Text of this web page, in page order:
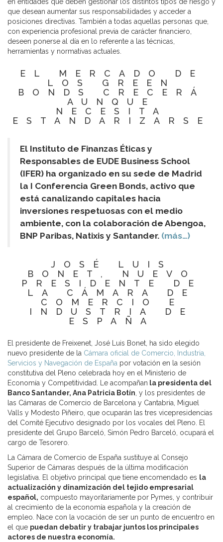
que desean aumentar sus responsabilidades y acceder a
posiciones directivas. También a todas aquellas personas que,
con experiencia profesional previa de carácter financiero,
deseen ponerse al día en lo referente a las técnicas,
herramientas y normativas actuales.
EL MERCADO DE
LOS GREEN
BONDS CRECERÁ
AUNQUE
NECESITA
ESTANDARIZARSE
El Instituto de Finanzas Éticas y
Responsables de EUDE Business School
(IFER) ha organizado en su sede de Madrid
la I Conferencia Green Bonds, activo que
está canalizando capitales hacia
inversiones respetuosas con el medio
ambiente, con la colaboración de Abengoa,
BNP Paribas, Natixis y Santander. (más…)
JOSÉ LUIS
BONET, NUEVO
PRESIDENTE DE
LA CÁMARA DE
COMERCIO E
INDUSTRIA DE
ESPAÑA
El presidente de Freixenet, José Luis Bonet, ha sido elegido
nuevo presidente de la Cámara oficial de Comercio, Industria,
Servicios y Navegación de España por votación en la sesión
constitutiva del Pleno celebrada hoy en el Ministerio de
Economía y Competitividad. Le acompañan la presidenta del
Banco Santander, Ana Patricia Botín , y los presidentes de
las Cámaras de Comercio de Barcelona y Cantabria, Miguel
Valls y Modesto Piñeiro, que ocuparán las tres vicepresidencias
del Comité Ejecutivo designado por los vocales del Pleno. El
presidente del Grupo Barceló, Simón Pedro Barceló, ocupará el
cargo de Tesorero.
La Cámara de Comercio de España sustituye al Consejo
Superior de Cámaras después de la última modificación
legislativa. El objetivo principal que tiene encomendado es la
actualización y dinamización del tejido empresarial
español, compuesto mayoritariamente por Pymes, y contribuir
al crecimiento de la economía española y la creación de
empleo. Nace con la vocación de ser un punto de encuentro en
el que puedan debatir y trabajar juntos los principales
actores de nuestra economía.